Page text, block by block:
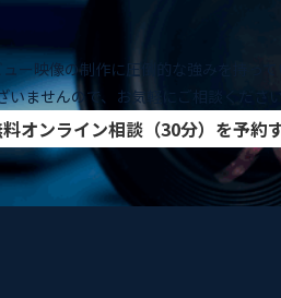
ー映像の制作に圧倒的な強みを持って
ませんので、お気軽にご相談ください
オンライン相談（30分）を予約